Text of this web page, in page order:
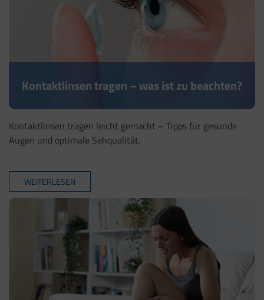
Kontaktlinsen tragen – was ist zu beachten?
Kontaktlinsen tragen leicht gemacht – Tipps für gesunde
Augen und optimale Sehqualität.
WEITERLESEN